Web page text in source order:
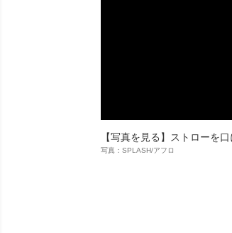
【写真を見る】ストローを
写真：SPLASH/アフロ